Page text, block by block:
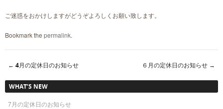
ご迷惑をおかけしますがどうぞよろしくお願い致します。
Bookmark the permalink.
Post navigation
← 4月の定休日のお知らせ ６月の定休日のお知らせ →
WHAT’S NEW
7月の定休日のお知らせ